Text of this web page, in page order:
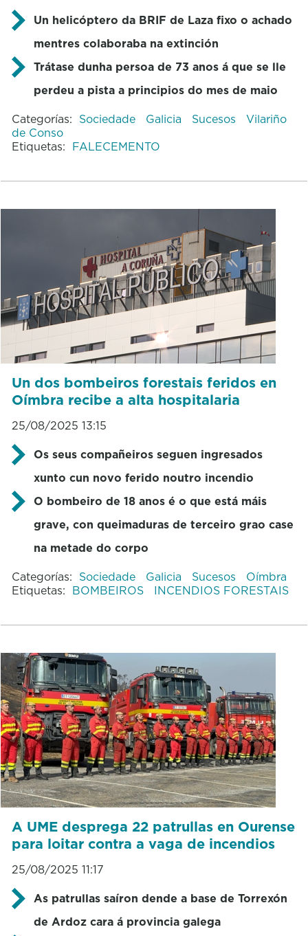
Un helicóptero da BRIF de Laza fixo o achado
mentres colaboraba na extinción
Trátase dunha persoa de 73 anos á que se lle
perdeu a pista a principios do mes de maio
Categorías: Sociedade Galicia Sucesos
Vilariño
de Conso
Etiquetas: FALECEMENTO
Un dos bombeiros forestais feridos en
Oímbra recibe a alta hospitalaria
25/08/2025 13:15
Os seus compañeiros seguen ingresados
xunto cun novo ferido noutro incendio
O bombeiro de 18 anos é o que está máis
grave, con queimaduras de terceiro grao case
na metade do corpo
Categorías: Sociedade Galicia Sucesos
Oímbra
Etiquetas: BOMBEIROS INCENDIOS FORESTAIS
A UME desprega 22 patrullas en Ourense
para loitar contra a vaga de incendios
25/08/2025 11:17
As patrullas saíron dende a base de Torrexón
de Ardoz cara á provincia galega